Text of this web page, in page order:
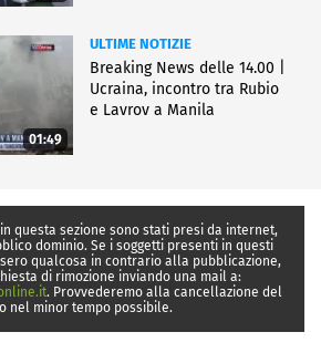
01:49
ULTIME NOTIZIE
Breaking News delle 14.00 |
Ucraina, incontro tra Rubio
e Lavrov a Manila
questa sezione sono stati presi da internet,
dominio. Se i soggetti presenti in questi
qualcosa in contrario alla pubblicazione,
di rimozione inviando una mail a:
. Provvederemo alla cancellazione del
nel minor tempo possibile.